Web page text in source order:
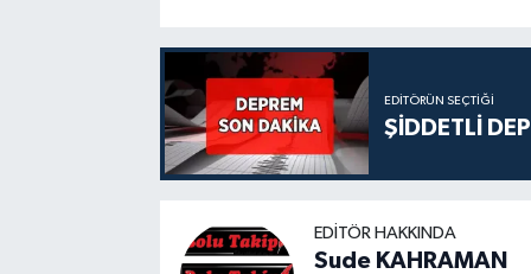
EDITÖRÜN SEÇTIĞI
ŞİDDETLİ
EDITÖR HAKKINDA
Sude KAHRAMAN